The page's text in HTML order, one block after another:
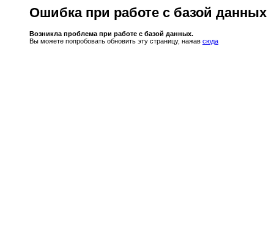
Ошибка при работе с базой данных
Возникла проблема при работе с базой данных.
Вы можете попробовать обновить эту страницу, нажав сюда